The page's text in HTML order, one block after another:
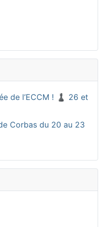
de l’ECCM ! ♟️ 26 et
Corbas du 20 au 23